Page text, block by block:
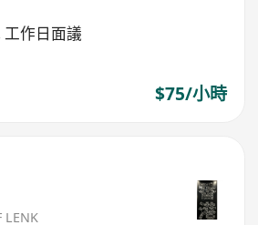
作日面議
$75/小時
LENK